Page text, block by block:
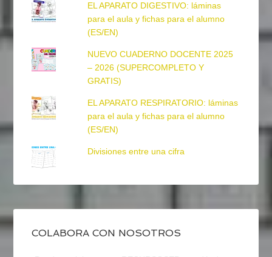
EL APARATO DIGESTIVO: láminas
para el aula y fichas para el alumno
(ES/EN)
NUEVO CUADERNO DOCENTE 2025
– 2026 (SUPERCOMPLETO Y
GRATIS)
EL APARATO RESPIRATORIO: láminas
para el aula y fichas para el alumno
(ES/EN)
Divisiones entre una cifra
COLABORA CON NOSOTROS